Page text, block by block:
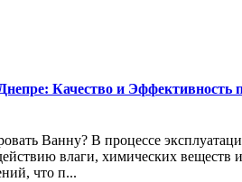
Качество и Эффективность
Ванну? В процессе
влаги, химических веществ и
что п...